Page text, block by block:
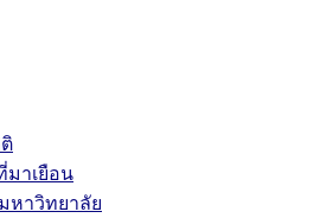
าเยือน
หาวิทยาลัย